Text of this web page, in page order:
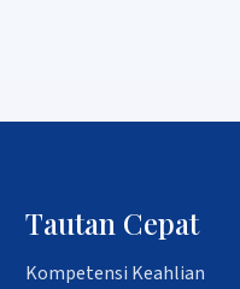
Tautan Cepat
Kompetensi Keahlian